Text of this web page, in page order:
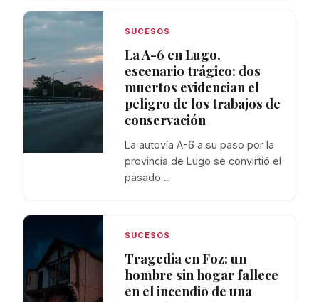
SUCESOS
La A-6 en Lugo,
escenario trágico: dos
muertos evidencian el
peligro de los trabajos de
conservación
La autovía A-6 a su paso por la
provincia de Lugo se convirtió el
pasado…
SUCESOS
Tragedia en Foz: un
hombre sin hogar fallece
en el incendio de una